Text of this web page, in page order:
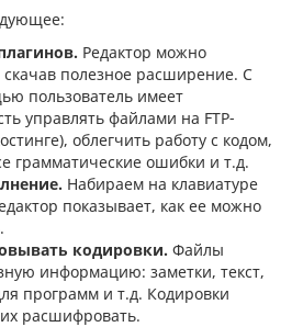
Редактор можно
полезное расширение. С
пользователь имеет
управлять файлами на FTP-
облегчить работу с кодом,
грамматические ошибки и т.д.
Набираем на клавиатуре
показывает, как ее можно
кодировки. Файлы
информацию: заметки, текст,
программ и т.д. Кодировки
расшифровать.